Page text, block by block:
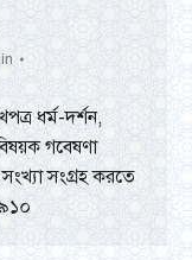
ধর্ম-দর্শন,
গবেষণা
সংগ্রহ করতে